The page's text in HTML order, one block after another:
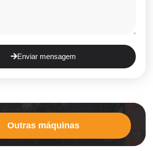
Enviar mensagem
Outras máquinas